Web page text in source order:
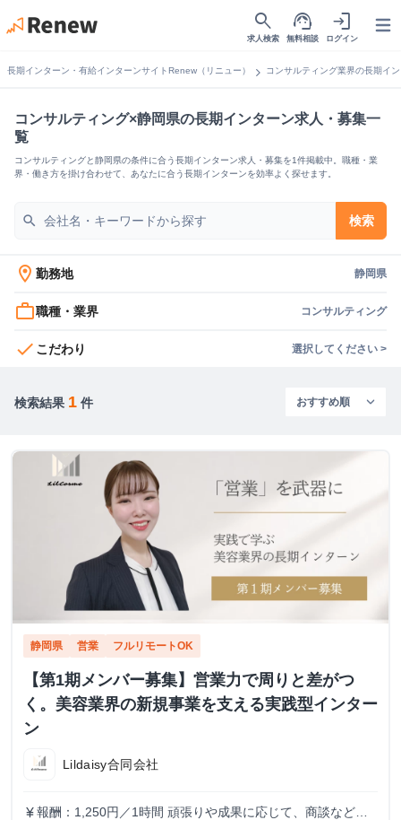
search
求人検索
support_agent
無料相談
login
ログイン
長期インターン・有給インターンサイトRenew（リニュー） chevron_right コンサルティング業界の長期イ
コンサルティング×静岡県の長期インターン求人・募集一
覧
コンサルティングと静岡県の条件に合う長期インターン求人・募集を1件掲載中。職種・業
界・働き方を掛け合わせて、あなたに合う長期インターンを効率よく探せます。
search 検索
location_on 勤務地 静岡県
work_outline職種・業界 コンサルティング
check こだわり 選択してください >
検索結果 1 件
静岡県 営業 フルリモートOK
【第1期メンバー募集】営業力で周りと差がつ
く。美容業界の新規事業を支える実践型インター
ン
Lildaisy合同会社
currency_yen 報酬：1,250円／1時間 頑張りや成果に応じて、商談などよ